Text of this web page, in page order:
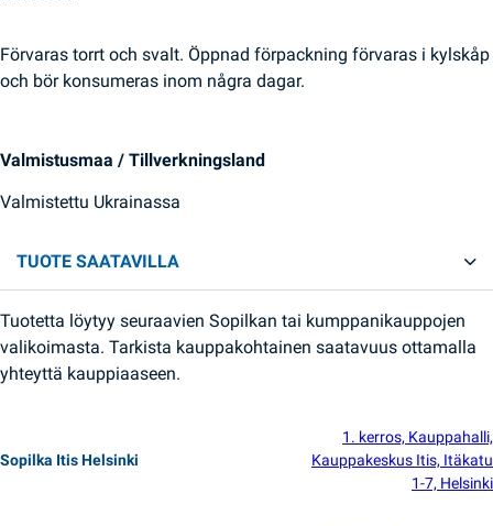
Förvaras torrt och svalt. Öppnad förpackning förvaras i kylskåp
och bör konsumeras inom några dagar.
Valmistusmaa / Tillverkningsland
Valmistettu Ukrainassa
TUOTE SAATAVILLA
Tuotetta löytyy seuraavien Sopilkan tai kumppanikauppojen
valikoimasta. Tarkista kauppakohtainen saatavuus ottamalla
yhteyttä kauppiaaseen.
Sopilka Itis Helsinki
1. kerros, Kauppahalli,
Kauppakeskus Itis, Itäkatu
1-7, Helsinki